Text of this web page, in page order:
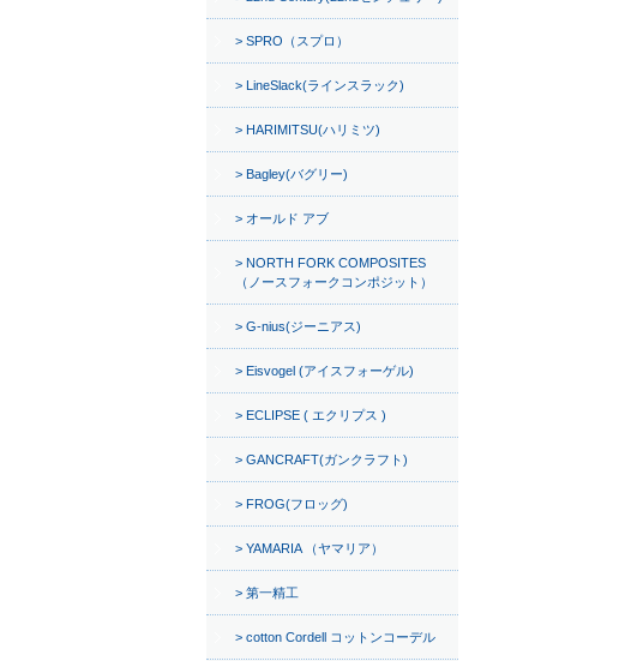
SPRO（スプロ）
LineSlack(ラインスラック)
HARIMITSU(ハリミツ)
Bagley(バグリー)
オールド アブ
NORTH FORK COMPOSITES
（ノースフォークコンポジット）
G-nius(ジーニアス)
Eisvogel (アイスフォーゲル)
ECLIPSE ( エクリプス )
GANCRAFT(ガンクラフト)
FROG(フロッグ)
YAMARIA （ヤマリア）
第一精工
cotton Cordell コットンコーデル